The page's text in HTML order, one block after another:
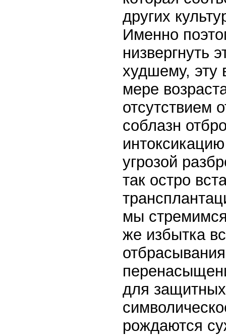
других
Именно
низвергнуть
худшему, эту
мере
отсутствием
соблазн
угрозой
так остро
мы
же избытка
для защитных
рождаются